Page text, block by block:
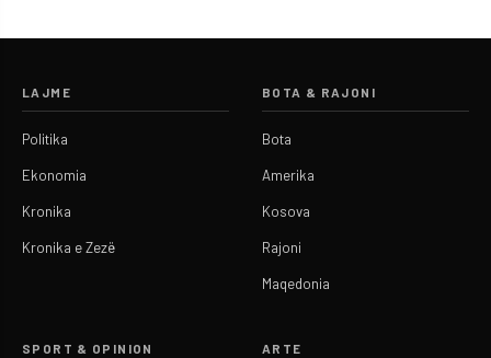
LAJME
Politika
Ekonomia
Kronika
Kronika e Zezë
BOTA & RAJONI
Bota
Amerika
Kosova
Rajoni
Maqedonia
SPORT & OPINION ARTE